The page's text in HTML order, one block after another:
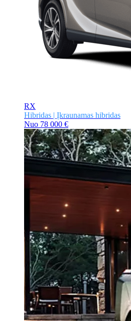
RX
Hibridas | Įkraunamas hibridas
Nuo 78 000 €